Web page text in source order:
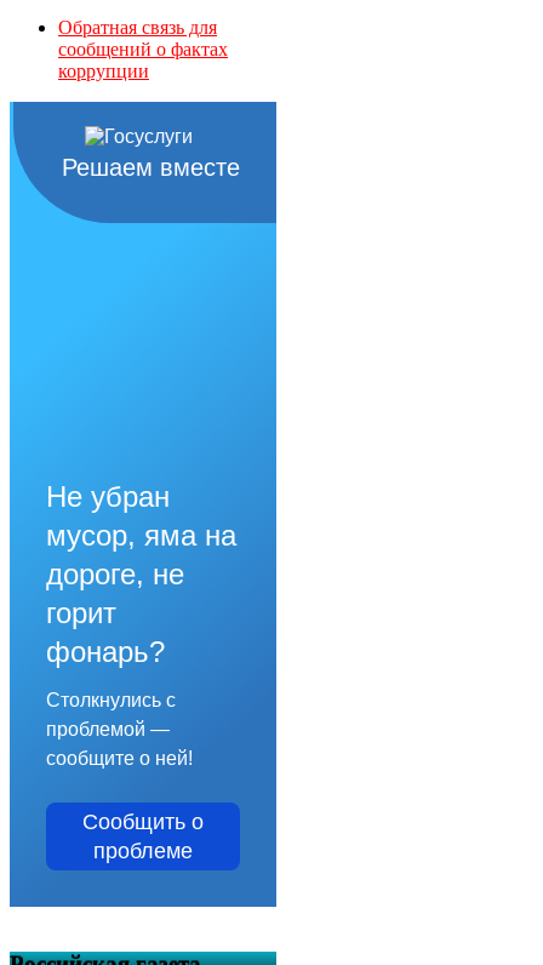
Обратная связь для
сообщений о фактах
коррупции
Решаем вместе
Не убран
мусор, яма на
дороге, не
горит
фонарь?
Столкнулись с
проблемой —
сообщите о ней!
Сообщить о
проблеме